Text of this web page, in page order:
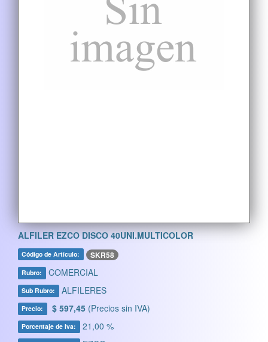
ALFILER EZCO DISCO 40UNI.MULTICOLOR
Código de Artículo: SKR58
Rubro: COMERCIAL
Sub Rubro: ALFILERES
Precio: $ 597,45 (Precios sin IVA)
Porcentaje de Iva: 21,00 %